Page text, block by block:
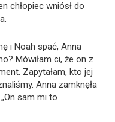
chłopiec wniósł do
i Noah spać, Anna
Mówiłam ci, że on z
Zapytałam, kto jej
Anna zamknęła
sam mi to